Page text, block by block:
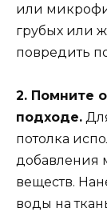
или
грубых или
повредить
2. Помните
подходе.
потолка
добавления
веществ.
воды на